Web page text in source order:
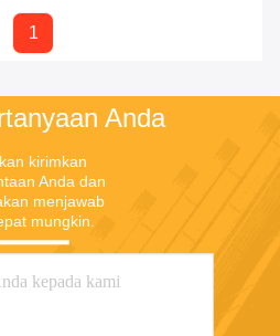
1
Anda
kirimkan
Anda dan
menjawab
mungkin.